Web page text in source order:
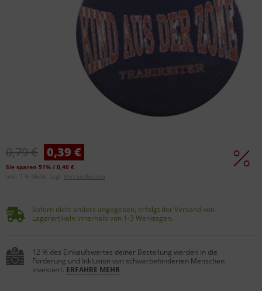
0,79 € 0,39 €
Sie sparen 51% / 0,40 €
inkl. 7 % MwSt. zzgl. Versandkosten
Sofern nicht anders angegeben, erfolgt der Versand von
Lagerartikeln innerhalb von 1-3 Werktagen.
12 % des Einkaufswertes deiner Bestellung werden in die
Förderung und Inklusion von schwerbehinderten Menschen
investiert. ERFAHRE MEHR